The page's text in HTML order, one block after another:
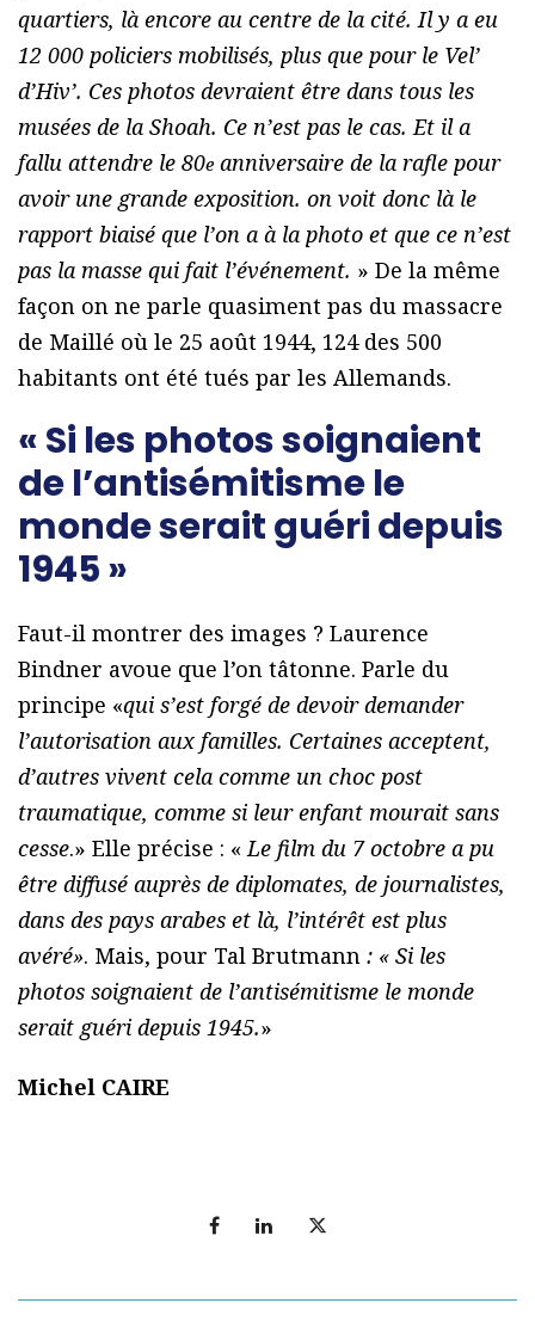
quartiers, là encore au centre de la cité. Il y a eu
12 000 policiers mobilisés, plus que pour le Vel’
d’Hiv’. Ces photos devraient être dans tous les
musées de la Shoah. Ce n’est pas le cas. Et il a
fallu attendre le 80e anniversaire de la rafle pour
avoir une grande exposition. on voit donc là le
rapport biaisé que l’on a à la photo et que ce n’est
pas la masse qui fait l’événement. » De la même
façon on ne parle quasiment pas du massacre
de Maillé où le 25 août 1944, 124 des 500
habitants ont été tués par les Allemands.
« Si les photos soignaient
de l’antisémitisme le
monde serait guéri depuis
1945 »
Faut-il montrer des images ? Laurence
Bindner avoue que l’on tâtonne. Parle du
principe «qui s’est forgé de devoir demander
l’autorisation aux familles. Certaines acceptent,
d’autres vivent cela comme un choc post
traumatique, comme si leur enfant mourait sans
cesse.» Elle précise : «Le film du 7 octobre a pu
être diffusé auprès de diplomates, de journalistes,
dans des pays arabes et là, l’intérêt est plus
avéré». Mais, pour Tal Brutmann : « Si les
photos soignaient de l’antisémitisme le monde
serait guéri depuis 1945.»
Michel CAIRE